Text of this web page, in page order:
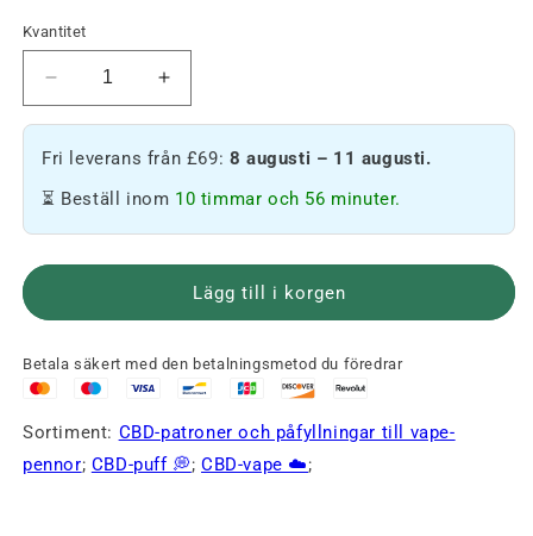
Kvantitet
Minska
mängden
Bud
CBD-
patron
🍊
Öka
mängden
Bud
CBD-
patron
🍊
Fri leverans från £69: 8 augusti – 11 augusti.
⏳ Beställ inom 10 timmar och 56 minuter.
Lägg till i korgen
Betala säkert med den betalningsmetod du föredrar
Sortiment: CBD-patroner och påfyllningar till vape-
pennor; CBD-puff 💭;CBD-vape ☁️;